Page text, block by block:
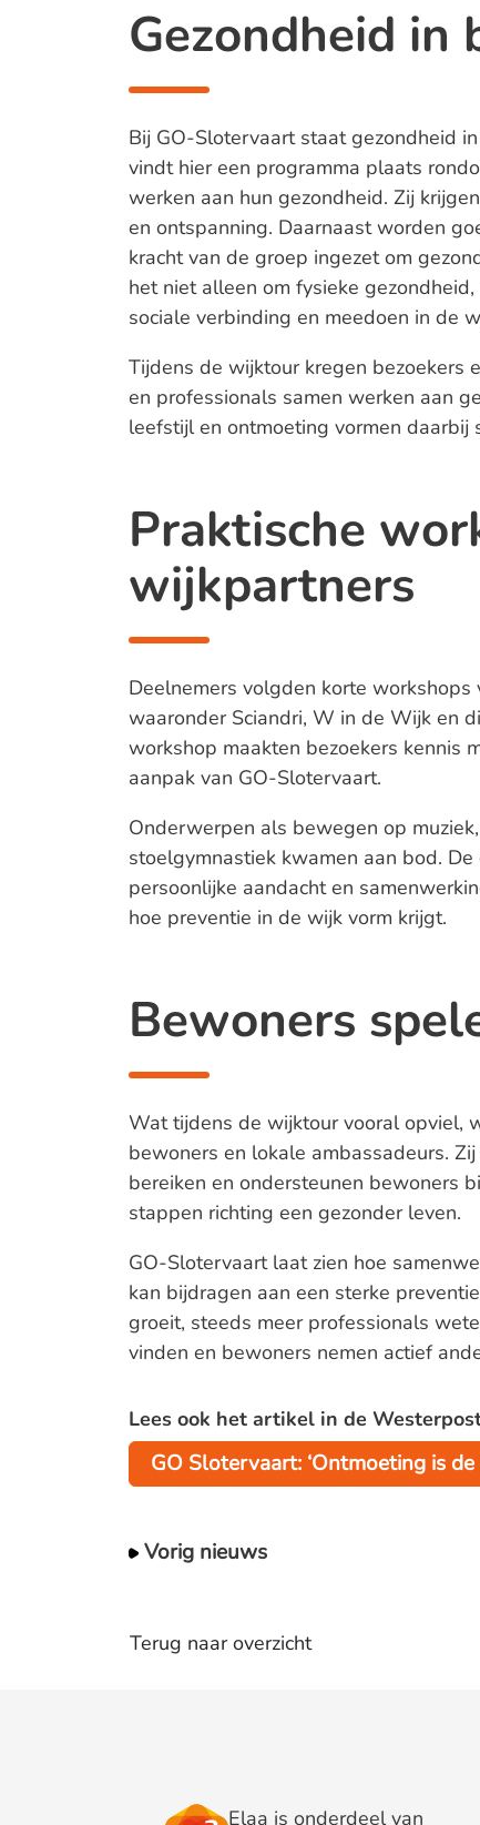
Gezondheid in
Bij GO-Slotervaart staat gezondheid
vindt hier een programma plaats
werken aan hun gezondheid. Zij
en ontspanning. Daarnaast worden
kracht van de groep ingezet om
het niet alleen om fysieke
sociale verbinding en meedoen in de
Tijdens de wijktour kregen bezoekers
en professionals samen werken aan
leefstijl en ontmoeting vormen daarbij
Praktische
wijkpartners
Deelnemers volgden korte
waaronder Sciandri, W in de Wijk en
workshop maakten bezoekers kennis
aanpak van GO-Slotervaart.
Onderwerpen als bewegen op
stoelgymnastiek kwamen aan bod.
persoonlijke aandacht en
hoe preventie in de wijk vorm krijgt.
Bewoners
Wat tijdens de wijktour vooral opviel,
bewoners en lokale ambassadeurs.
bereiken en ondersteunen bewoners
stappen richting een gezonder leven.
GO-Slotervaart laat zien hoe
kan bijdragen aan een sterke
groeit, steeds meer professionals
vinden en bewoners nemen actief
Lees ook het artikel in de
GO Slotervaart: ‘Ontmoeting is
Vorig nieuws
Terug naar overzicht
Elaa is onderdeel van